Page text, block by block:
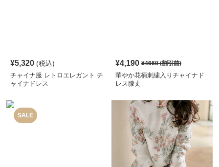
¥5,320 (税込)
チャイナ服 レトロエレガント チ
ャイナドレス
¥4,190 ¥4660(割引前)
華やか花柄刺繍入りチャイナド
レス膝丈
SALE